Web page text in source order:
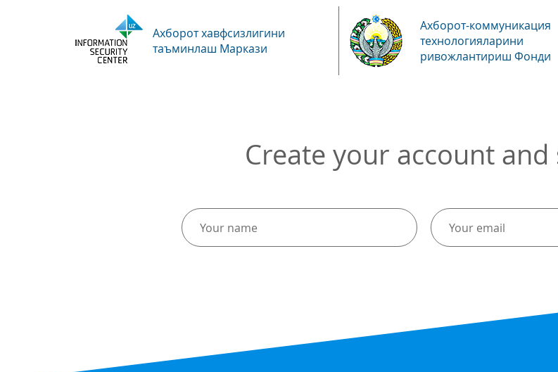
Ахборот хавфсизлигини
таъминлаш Маркази
Ахборот-коммуникация
технологияларини
ривожлантириш Фонди
Create your account